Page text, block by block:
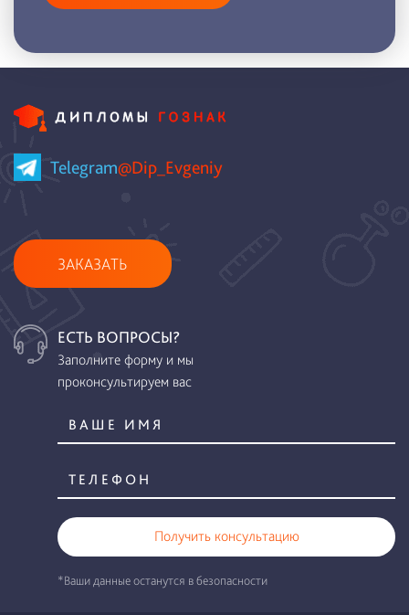
Telegram@Dip_Evgeniy
ЗАКАЗАТЬ
ЕСТЬ ВОПРОСЫ?
Заполните форму и мы
проконсультируем вас
Получить консультацию
*Ваши данные останутся в безопасности